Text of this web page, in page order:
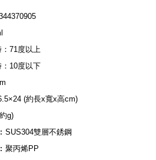
：71度以上
：10度以下
(約長x寬x高cm)
g)
雙層不銹鋼
聚丙烯PP